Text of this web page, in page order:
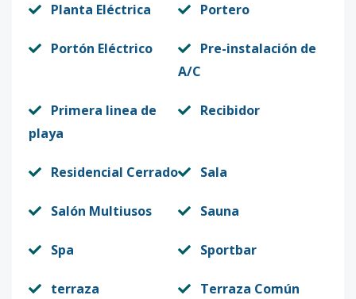
Planta Eléctrica Portero
Portón Eléctrico
Pre-instalación de
A/C
Primera linea de
playa
Recibidor
Residencial Cerrado Sala
Salón Multiusos Sauna
Spa Sportbar
terraza Terraza Común